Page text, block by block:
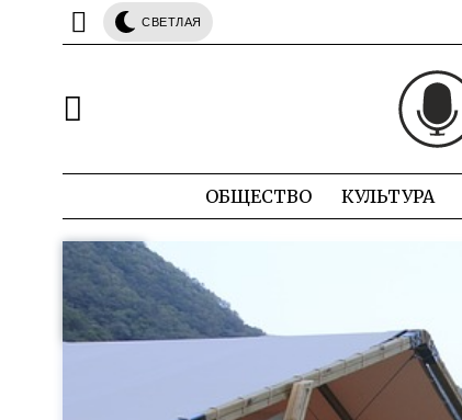
СВЕТЛАЯ
ОБЩЕСТВО КУЛЬТУРА